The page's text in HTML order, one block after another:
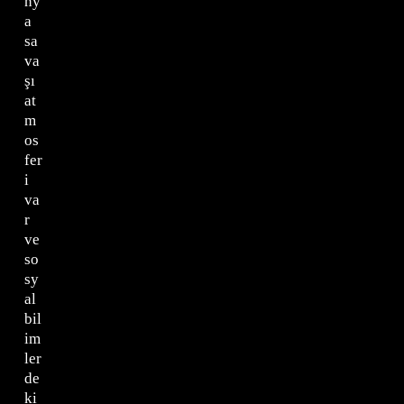
a
sa
va
şı
at
m
os
fer
i
va
r
ve
so
sy
al
bil
im
ler
de
ki